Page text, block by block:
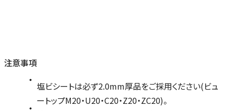
注意事項
塩ビシートは必ず2.0mm厚品をご採用ください(ビュ
ートップM20・U20・C20・Z20・ZC20)。